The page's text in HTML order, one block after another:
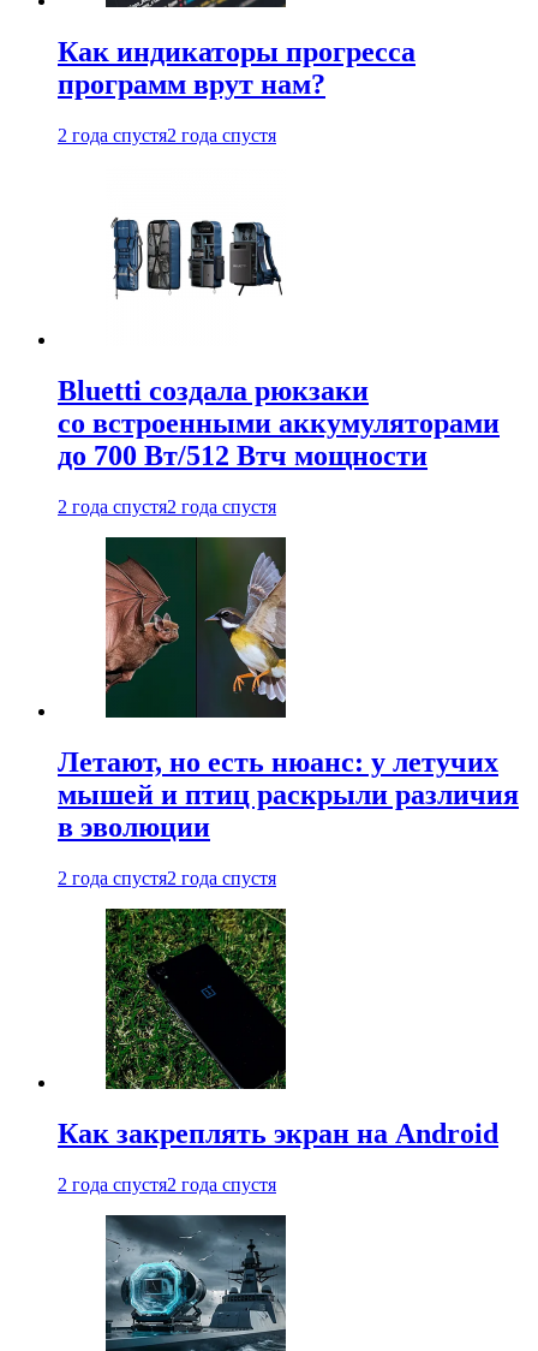
Как индикаторы прогресса
программ врут нам?
2 года спустя2 года спустя
Bluetti создала рюкзаки
со встроенными аккумуляторами
до 700 Вт/512 Втч мощности
2 года спустя2 года спустя
Летают, но есть нюанс: у летучих
мышей и птиц раскрыли различия
в эволюции
2 года спустя2 года спустя
Как закреплять экран на Android
2 года спустя2 года спустя